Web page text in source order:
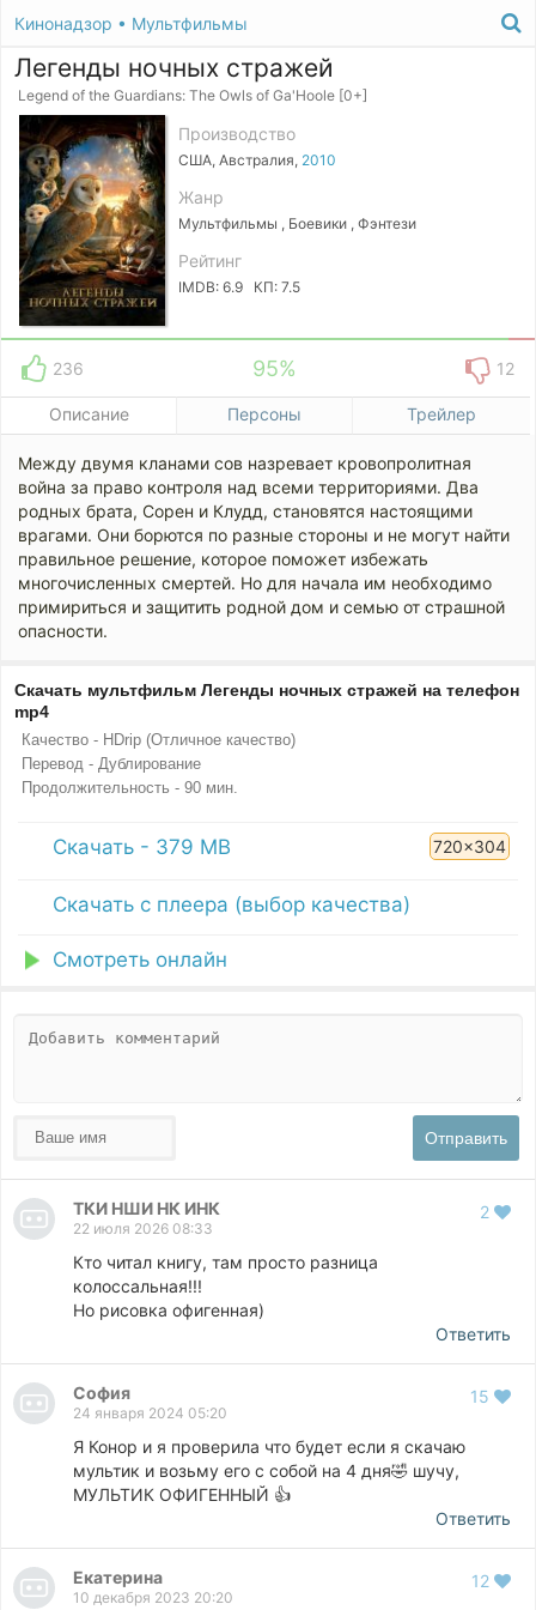
Кинонадзор • Мультфильмы
Легенды ночных стражей
Legend of the Guardians: The Owls of Ga'Hoole [0+]
Производство
США, Австралия, 2010
Жанр
Мультфильмы , Боевики , Фэнтези
Рейтинг
IMDB: 6.9 КП: 7.5
236 95% 12
Описание Персоны Трейлер
Между двумя кланами сов назревает кровопролитная
война за право контроля над всеми территориями. Два
родных брата, Сорен и Клудд, становятся настоящими
врагами. Они борются по разные стороны и не могут найти
правильное решение, которое поможет избежать
многочисленных смертей. Но для начала им необходимо
примириться и защитить родной дом и семью от страшной
опасности.
Скачать мультфильм Легенды ночных стражей на телефон
mp4
Качество - HDrip (Отличное качество)
Перевод - Дублирование
Продолжительность - 90 мин.
Скачать - 379 MB 720x304
Скачать с плеера (выбор качества)
Смотреть онлайн
Отправить
ТКИ НШИ НК ИНК
22 июля 2026 08:33
2
Кто читал книгу, там просто разница
колоссальная!!!
Но рисовка офигенная)
Ответить
София
24 января 2024 05:20
15
Я Конор и я проверила что будет если я скачаю
мультик и возьму его с собой на 4 дня🤣 шучу,
МУЛЬТИК ОФИГЕННЫЙ 👍
Ответить
Екатерина
10 декабря 2023 20:20
12